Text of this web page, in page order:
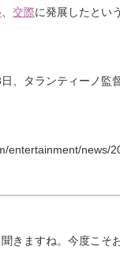
交際に発展したとい
、タランティーノ
entertainment/news/
きますね。今度こそ